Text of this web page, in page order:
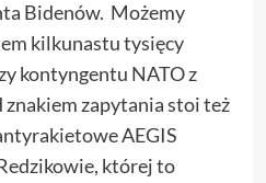
Bidenów. Możemy
kilkunastu tysięcy
kontyngentu NATO z
zapytania stoi też
AEGIS
której to